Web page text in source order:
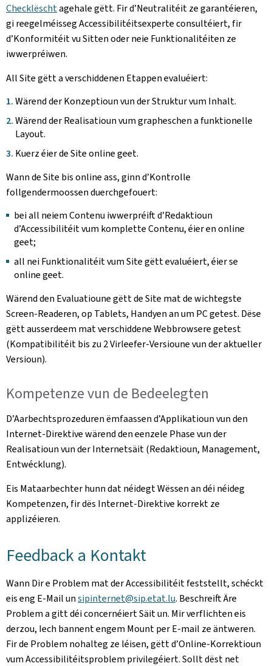
Checklëschtagehale gëtt. Fir d’Neutralitéit ze garantéieren,
gi reegelméisseg Accessibilitéitsexperte consultéiert, fir
d’Konformitéit vu Sitten oder neie Funktionalitéiten ze
iwwerpréiwen.
All Site gëtt a verschiddenen Etappen evaluéiert:
Wärend der Konzeptioun vun der Struktur vum Inhalt.
Wärend der Realisatioun vum grapheschen a funktionelle
Layout.
Kuerz éier de Site online geet.
Wann de Site bis online ass, ginn d’Kontrolle
follgendermoossen duerchgefouert:
bei all neiem Contenu iwwerpréift d’Redaktioun
d’Accessibilitéit vum komplette Contenu, éier en online
geet;
all nei Funktionalitéit vum Site gëtt evaluéiert, éier se
online geet.
Wärend den Evaluatioune gëtt de Site mat de wichtegste
Screen-Readeren, op Tablets, Handyen an um PC getest. Dëse
gëtt ausserdeem mat verschiddene Webbrowsere getest
(Kompatibilitéit bis zu 2 Virleefer-Versioune vun der aktueller
Versioun).
Kompetenze vun de Bedeelegten
D’Aarbechtsprozeduren ëmfaassen d’Applikatioun vun den
Internet-Direktive wärend den eenzele Phase vun der
Realisatioun vun der Internetsäit (Redaktioun, Management,
Entwécklung).
Eis Mataarbechter hunn dat néidegt Wëssen an déi néideg
Kompetenzen, fir dës Internet-Direktive korrekt ze
applizéieren.
Feedback a Kontakt
Wann Dir e Problem mat der Accessibilitéit feststellt, schéckt
eis eng E-Mail unsipinternet@sip.etat.lu. Beschreift Äre
Problem a gitt déi concernéiert Säit un. Mir verflichten eis
derzou, Iech bannent engem Mount per E-mail ze äntweren.
Fir de Problem nohalteg ze léisen, gëtt d’Online-Korrektioun
vum Accessibilitéitsproblem privilegéiert. Sollt dëst net